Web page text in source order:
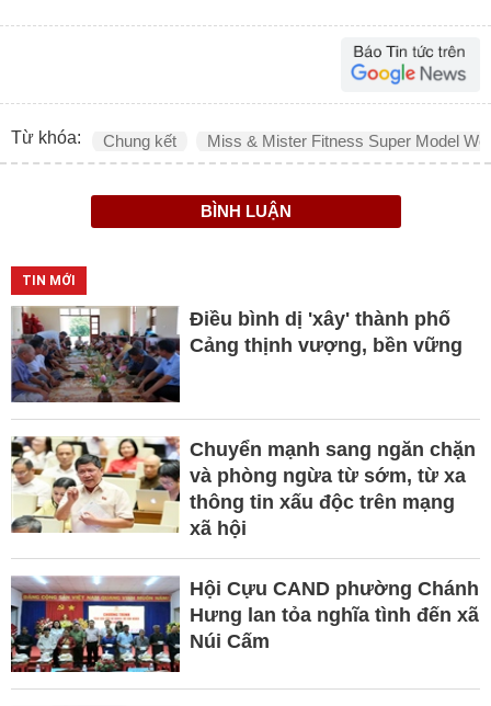
Từ khóa: Chung kết Miss & Mister Fitness Super Model
BÌNH LUẬN
TIN MỚI
Điều bình dị 'xây' thành phố
Cảng thịnh vượng, bền vững
Chuyển mạnh sang ngăn chặn
và phòng ngừa từ sớm, từ xa
thông tin xấu độc trên mạng
xã hội
Hội Cựu CAND phường Chánh
Hưng lan tỏa nghĩa tình đến xã
Núi Cấm